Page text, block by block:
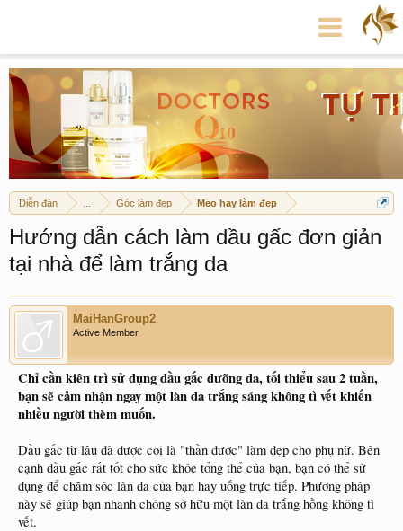
Diễn đàn Góc làm đẹp Mẹo hay làm đẹp
Hướng dẫn cách làm dầu gấc đơn giản
tại nhà để làm trắng da
MaiHanGroup2
Active Member
Chỉ cần kiên trì sử dụng dầu gấc dưỡng da, tối thiểu sau 2 tuần,
bạn sẽ cảm nhận ngay một làn da trắng sáng không tì vết khiến
nhiều người thèm muốn.
Dầu gấc từ lâu đã được coi là "thần dược" làm đẹp cho phụ nữ. Bên
cạnh dầu gấc rất tốt cho sức khỏe tổng thể của bạn, bạn có thể sử
dụng để chăm sóc làn da của bạn hay uống trực tiếp. Phương pháp
này sẽ giúp bạn nhanh chóng sở hữu một làn da trắng hồng không tì
vết.